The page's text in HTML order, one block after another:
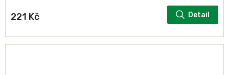
221 Kč Detail